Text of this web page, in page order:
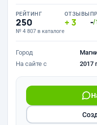
РЕЙТИНГ
250
№ 4 807 в каталоге
ОТЗЫВЫ
3 -/
Город
На сайте с
2017